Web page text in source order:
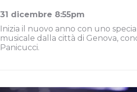
31 dicembre 8:55pm
Inizia il nuovo anno con uno
musicale dalla città di Genova,
Panicucci.